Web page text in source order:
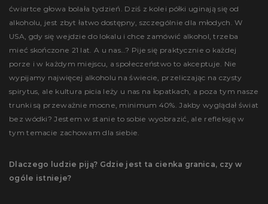
ćwiartce głowa bolała tydzień. Dziś z kolei półki uginają się od
alkoholu, jest zbyt łatwo dostępny, szczególnie dla młodych. W
USA, gdy się wejdzie do lokalu i chce zamówić alkohol, trzeba
mieć skończone 21 lat. A u nas…? Pije się praktycznie o każdej
porze i w każdym miejscu, a społeczeństwo to akceptuje. Nie
wypijamy najwięcej alkoholu na świecie, przeliczając na czysty
spirytus, ale kultura picia leży u nas na łopatkach, a poza tym nasze
trunki są przeważnie mocne, minimum 40%. Jakby wyglądał świat
bez wódki? Jestem w stanie to sobie wyobrazić, ale refleksję w
tym temacie zachowam dla siebie.
Dlaczego ludzie piją? Gdzie jest ta cienka granica, czy w
ogóle istnieje?